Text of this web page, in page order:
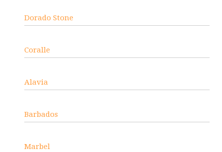
Dorado Stone
Coralle
Alavia
Barbados
Marbel